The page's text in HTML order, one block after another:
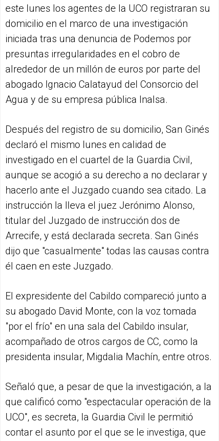
este lunes los agentes de la UCO registraran su
domicilio en el marco de una investigación
iniciada tras una denuncia de Podemos por
presuntas irregularidades en el cobro de
alrededor de un millón de euros por parte del
abogado Ignacio Calatayud del Consorcio del
Agua y de su empresa pública Inalsa.
Después del registro de su domicilio, San Ginés
declaró el mismo lunes en calidad de
investigado en el cuartel de la Guardia Civil,
aunque se acogió a su derecho a no declarar y
hacerlo ante el Juzgado cuando sea citado. La
instrucción la lleva el juez Jerónimo Alonso,
titular del Juzgado de instrucción dos de
Arrecife, y está declarada secreta. San Ginés
dijo que "casualmente" todas las causas contra
él caen en este Juzgado.
El expresidente del Cabildo compareció junto a
su abogado David Monte, con la voz tomada
"por el frío" en una sala del Cabildo insular,
acompañado de otros cargos de CC, como la
presidenta insular, Migdalia Machín, entre otros.
Señaló que, a pesar de que la investigación, a la
que calificó como "espectacular operación de la
UCO", es secreta, la Guardia Civil le permitió
contar el asunto por el que se le investiga, que